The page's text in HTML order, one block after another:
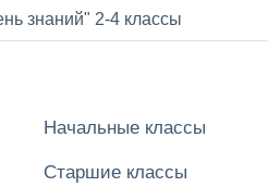
знаний" 2-4 классы
Начальные классы
Старшие классы